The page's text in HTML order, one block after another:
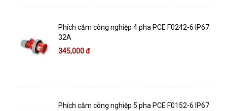
Phích cắm công nghiệp 4 pha PCE F0242-6 IP67
32A
345,000 đ
Phích cắm công nghiệp 5 pha PCE F0152-6 IP67